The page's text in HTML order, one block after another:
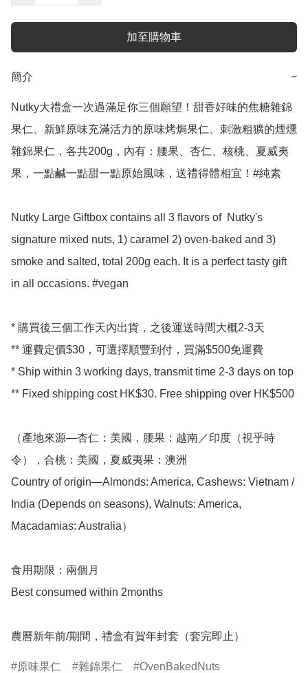
加至購物車
簡介 −
Nutky大禮盒一次過滿足你三個願望！甜香好味的焦糖雜錦
果仁、新鮮原味充滿活力的原味烤焗果仁、刺激粗獷的煙燻
雜錦果仁，各共200g，內有：腰果、杏仁、核桃、夏威夷
果，一點鹹一點甜一點原始風味，送禮得體相宜！#純素
Nutky Large Giftbox contains all 3 flavors of  Nutky's
signature mixed nuts, 1) caramel 2) oven-baked and 3)
smoke and salted, total 200g each. It is a perfect tasty gift
in all occasions. #vegan
* 購買後三個工作天內出貨，之後運送時間大概2-3天
** 運費定價$30，可選擇順豐到付，買滿$500免運費
* Ship within 3 working days, transmit time 2-3 days on top
** Fixed shipping cost HK$30. Free shipping over HK$500
（產地來源—杏仁：美國，腰果：越南／印度（視乎時
令），合桃：美國，夏威夷果：澳洲
Country of origin—Almonds: America, Cashews: Vietnam /
India (Depends on seasons), Walnuts: America,
Macadamias: Australia）
食用期限：兩個月
Best consumed within 2months
農曆新年前/期間，禮盒有賀年封套（套完即止）
原味果仁 雜錦果仁
OvenBakedNuts